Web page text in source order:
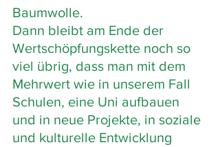
Baumwolle.
Dann bleibt am Ende der
Wertschöpfungskette noch so
viel übrig, dass man mit dem
Mehrwert wie in unserem Fall
Schulen, eine Uni aufbauen
und in neue Projekte, in soziale
und kulturelle Entwicklung